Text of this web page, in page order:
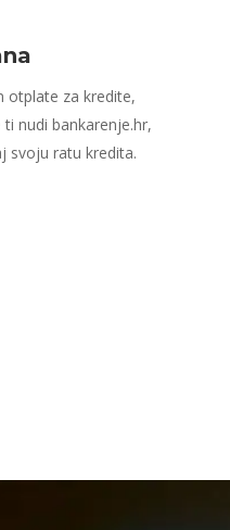
otplate za kredite,
nudi bankarenje.hr,
svoju ratu kredita.